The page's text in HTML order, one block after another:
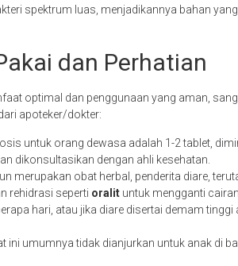
spektrum luas, menjadikannya bahan
dan Perhatian
optimal dan penggunaan yang aman,
apoteker/dokter:
untuk orang dewasa adalah 1-2 tablet,
dikonsultasikan dengan ahli kesehatan.
merupakan obat herbal, penderita diare,
rehidrasi seperti oralit untuk mengganti
hari, atau jika diare disertai demam tinggi
ini umumnya tidak dianjurkan untuk anak di